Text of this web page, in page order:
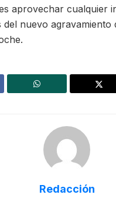
aprovechar cualquier
del nuevo agravamiento
Redacción